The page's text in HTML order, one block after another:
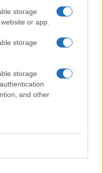
storage
or app.
storage
storage
and other
a fesztiválozók
A több
tartozó
a kisebb sérülések
is tudnak végezni.